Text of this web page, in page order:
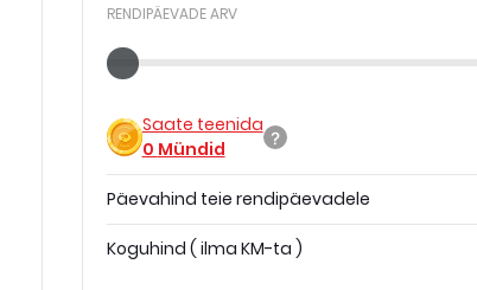
RENDIPÄEVADE ARV
Saate teenida
0 Mündid
Päevahind teie rendipäevadele
Koguhind ( ilma KM-ta )